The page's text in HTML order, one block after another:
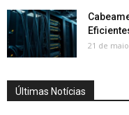
21 de
Últimas Notícias